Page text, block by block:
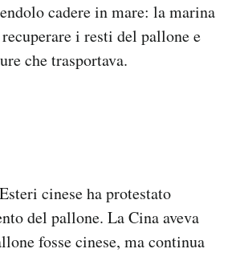
cadere in mare: la marina
i resti del pallone e
che trasportava.
cinese ha protestato
del pallone. La Cina aveva
fosse cinese, ma continua